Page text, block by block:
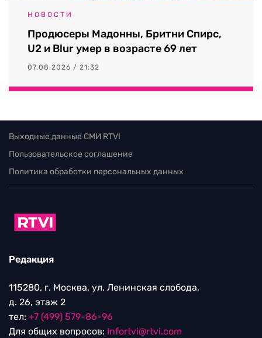
НОВОСТИ
Продюсеры Мадонны, Бритни Спирс,
U2 и Blur умер в возрасте 69 лет
07.08.2026 / 21:32
Выходные данные СМИ RTVI
Пользовательское соглашение
Политика обработки персональных данных
Редакция
115280, г. Москва, ул. Ленинская слобода,
д. 26, этаж 2
тел: +7 (499) 579-86-96
Для общих вопросов: Infortvi@rtvi.com